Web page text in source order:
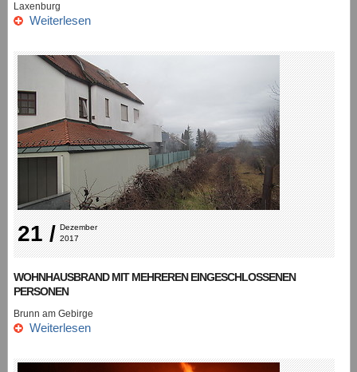
Laxenburg
Weiterlesen
21 / Dezember
2017
WOHNHAUSBRAND MIT MEHREREN EINGESCHLOSSENEN
PERSONEN
Brunn am Gebirge
Weiterlesen